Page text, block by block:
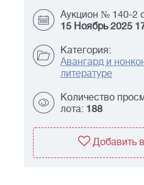
Аукцион № 140-2
15 Ноябрь 2025
Категория:
Авангард и
литературе
Количество
лота: 188
Добавить